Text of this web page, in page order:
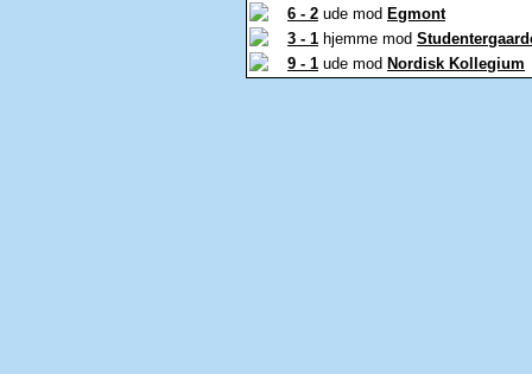
6 - 2 ude mod Egmont
3 - 1 hjemme mod
9 - 1 ude mod Nordisk Kollegium